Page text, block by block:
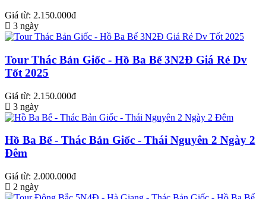
Giá từ: 2.150.000đ
3 ngày
Tour Thác Bản Giốc - Hồ Ba Bể 3N2Đ Giá Rẻ Dv
Tốt 2025
Giá từ: 2.150.000đ
3 ngày
Hồ Ba Bể - Thác Bản Giốc - Thái Nguyên 2 Ngày 2
Đêm
Giá từ: 2.000.000đ
2 ngày